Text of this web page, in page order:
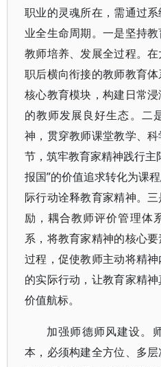
职业的灵魂所在，需通过
业全生命周期。一是坚持
教师培养、发展全过程。
职后横向衔接的教师教育
核心教育模块，构建日常
的教师发展良好生态。二
神，贯穿教师课堂教学、
节，筑牢教育家精神践行主
报国”的价值追求转化为课
际行动诠释教育家精神。
励，耦合教师评价管理体
系，将教育家精神的核心
过程，促使教师主动将精
的实际行动，让教育家精
价值航标。
加强师德师风建设。
本，必须构建全方位、多